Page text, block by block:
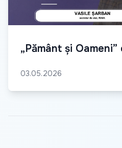
„Pământ și
03.05.2026